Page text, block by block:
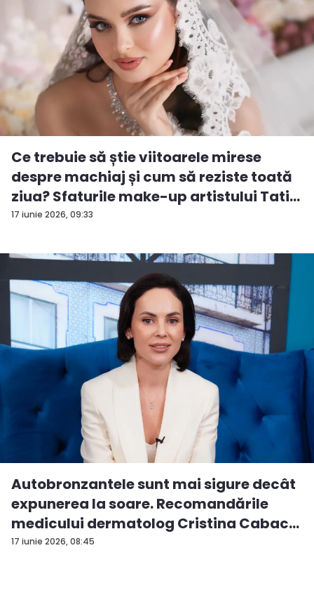
17 iunie 2026, 09:33
Ce trebuie să știe viitoarele mirese
despre machiaj și cum să reziste toată
ziua? Sfaturile make-up artistului Tati...
17 iunie 2026, 08:45
Autobronzantele sunt mai sigure decât
expunerea la soare. Recomandările
medicului dermatolog Cristina Cabac
-...